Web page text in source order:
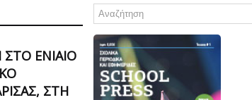
ΣΤΟ EΝΙΑΊΟ
ΣΤΗ